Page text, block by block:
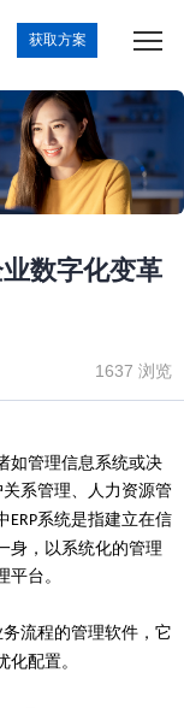
获取方案
数字化变革
1637 浏览
如管理信息系统或决
系管理、人力资源管
ERP系统是指建立在信
身，以系统化的管理
台。
流程的管理软件，它
配置。